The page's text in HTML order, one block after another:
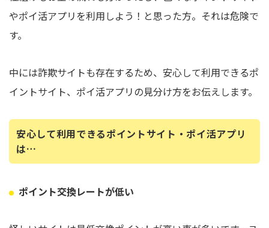
やポイ活アプリを利用しよう！と思った方。それは危険で
す。
中には詐欺サイトも存在するため、安心して利用できるポ
イントサイト、ポイ活アプリの見分け方をお伝えします。
安心して利用できるポイントサイト・ポイ活アプリ
は…
ポイント交換レートが低い